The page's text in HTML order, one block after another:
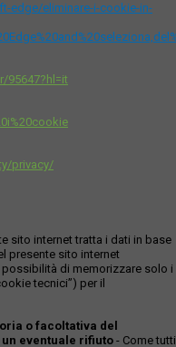
edge/eliminare-i-cookie-in-
95647?hl=it
privacy/
sito internet tratta i dati in base
presente sito internet
possibilità di memorizzare solo i
tecnici”) per il
o facoltativa del
eventuale rifiuto - Come tutti